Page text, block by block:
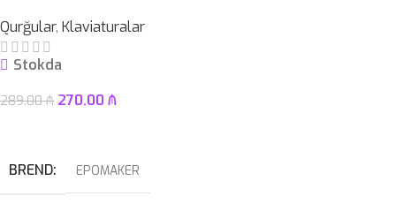
Qurğular, Klaviaturalar
Stokda
289.00₼ 270.00 ₼
BREND EPOMAKER